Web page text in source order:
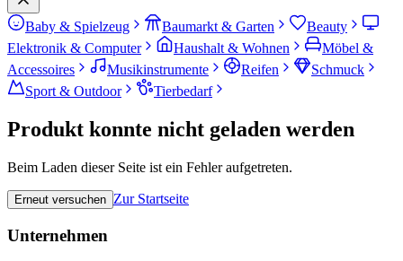
Baby & Spielzeug Baumarkt & Garten
Beauty
Elektronik & Computer
Haushalt & Wohnen
Möbel &
Accessoires
Musikinstrumente Reifen
Schmuck
Sport & Outdoor
Tierbedarf
Produkt konnte nicht geladen werden
Beim Laden dieser Seite ist ein Fehler aufgetreten.
Erneut versuchen Zur Startseite
Unternehmen